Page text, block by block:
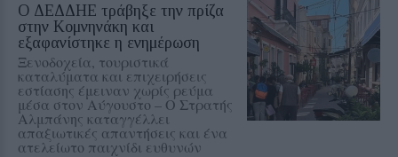
Ο ΔΕΔΔΗΕ τράβηξε την πρίζα
στην Κομνηνάκη και
εξαφανίστηκε η ενημέρωση
Ξενοδοχεία, τουριστικά
καταλύματα και επιχειρήσεις
εστίασης έμειναν χωρίς ρεύμα
μέσα στον Αύγουστο – Ο Στρατής
Αλμπάνης καταγγέλλει
απαξιωτικές απαντήσεις και ένα
ατελείωτο παιχνίδι ευθυνών